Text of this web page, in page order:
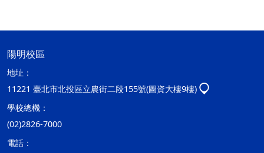
陽明校區
地址：
11221 臺北市北投區立農街二段155號(圖資大樓9樓)
學校總機：
(02)2826-7000
電話：